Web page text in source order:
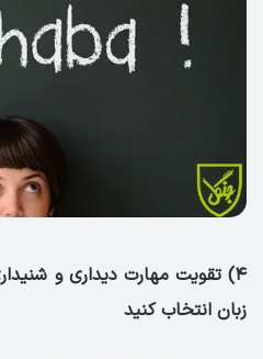
۴) تقویت مهارت دیداری و
زبان انتخاب کنید